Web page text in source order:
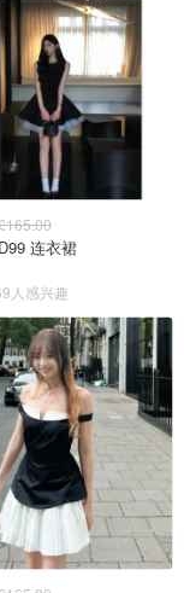
皮金黄。
。
连衣裙
人感兴趣